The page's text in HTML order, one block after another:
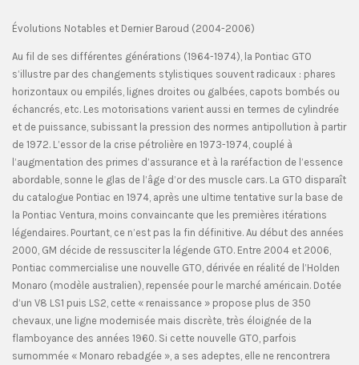
Évolutions Notables et Dernier Baroud (2004-2006)
Au fil de ses différentes générations (1964-1974), la Pontiac GTO
s’illustre par des changements stylistiques souvent radicaux : phares
horizontaux ou empilés, lignes droites ou galbées, capots bombés ou
échancrés, etc. Les motorisations varient aussi en termes de cylindrée
et de puissance, subissant la pression des normes antipollution à partir
de 1972. L’essor de la crise pétrolière en 1973-1974, couplé à
l’augmentation des primes d’assurance et à la raréfaction de l’essence
abordable, sonne le glas de l’âge d’or des muscle cars. La GTO disparaît
du catalogue Pontiac en 1974, après une ultime tentative sur la base de
la Pontiac Ventura, moins convaincante que les premières itérations
légendaires. Pourtant, ce n’est pas la fin définitive. Au début des années
2000, GM décide de ressusciter la légende GTO. Entre 2004 et 2006,
Pontiac commercialise une nouvelle GTO, dérivée en réalité de l’Holden
Monaro (modèle australien), repensée pour le marché américain. Dotée
d’un V8 LS1 puis LS2, cette « renaissance » propose plus de 350
chevaux, une ligne modernisée mais discrète, très éloignée de la
flamboyance des années 1960. Si cette nouvelle GTO, parfois
surnommée « Monaro rebadgée », a ses adeptes, elle ne rencontrera